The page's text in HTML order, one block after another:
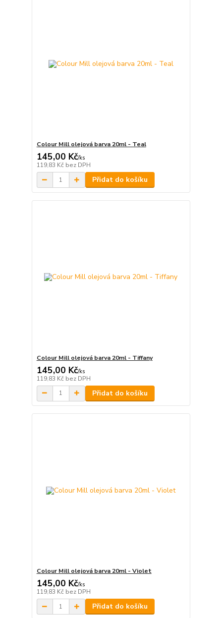
Colour Mill olejová barva 20ml - Teal
145,00 Kč/ks
119,83 Kč bez DPH
Přidat do košíku
Colour Mill olejová barva 20ml - Tiffany
145,00 Kč/ks
119,83 Kč bez DPH
Přidat do košíku
Colour Mill olejová barva 20ml - Violet
145,00 Kč/ks
119,83 Kč bez DPH
Přidat do košíku